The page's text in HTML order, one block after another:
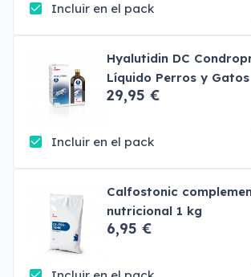
Incluir en el pack
Hyalutidin DC
Líquido Perros y Gatos
29,95 €
Incluir en el pack
Calfostonic
nutricional 1 kg
6,95 €